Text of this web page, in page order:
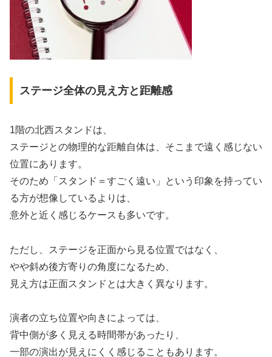
ステージ全体の見え方と距離感
1階の北西スタンドは、
ステージとの物理的な距離自体は、そこまで遠く感じない
位置にあります。
そのため「スタンド＝すごく遠い」という印象を持ってい
る方が想像しているよりは、
意外と近く感じるケースも多いです。
ただし、ステージを正面から見る位置ではなく、
やや斜め後方寄りの角度になるため、
見え方は正面スタンドとは大きく異なります。
演者の立ち位置や向きによっては、
背中側が多く見える時間帯があったり、
一部の演出が見えにくく感じることもあります。